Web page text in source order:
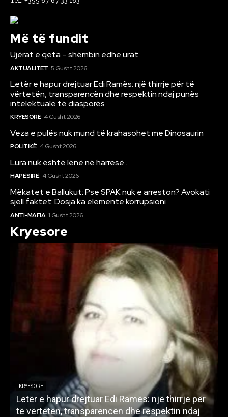
Më të fundit
Ujërat e qeta – shëmbin edhe urat
AKTUALITET 5 Gusht 2026
Letër e hapur drejtuar Edi Ramës: një thirrje për të
vërtetën, transparencën dhe respektin ndaj punës
intelektuale të diasporës
KRYESORE 4 Gusht 2026
Veza e pulës nuk mund të krahasohet me Dinosaurin
POLITIKË 4 Gusht 2026
Lura nuk është lënë në harresë…
HAPËSIRË 4 Gusht 2026
Mëkatet e Ballukut: Pse SPAK nuk e arreston? Avokati
sjell faktet: Dosja ka elemente korrupsioni
ANTI-MAFIA 1 Gusht 2026
Kryesore
KRYESORE
Letër e hapur drejtuar Edi Ramës: një thirrje për
të vërtetën, transparencën dhe respektin ndaj